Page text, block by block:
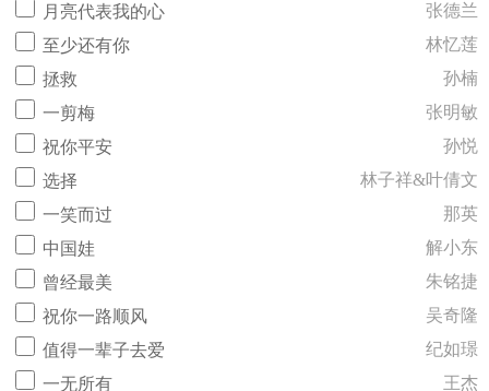
月亮代表我的心
张德兰
至少还有你
林忆莲
拯救
孙楠
一剪梅
张明敏
祝你平安
孙悦
选择
林子祥&叶倩文
一笑而过
那英
中国娃
解小东
曾经最美
朱铭捷
祝你一路顺风
吴奇隆
值得一辈子去爱
纪如璟
一无所有
王杰